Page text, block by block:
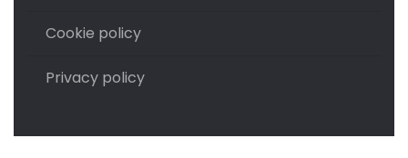
Cookie policy
Privacy policy